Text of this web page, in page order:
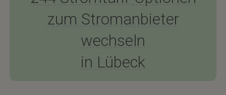
zum Stromanbieter
wechseln
in Lübeck